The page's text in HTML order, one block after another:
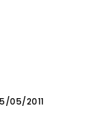
05/2011